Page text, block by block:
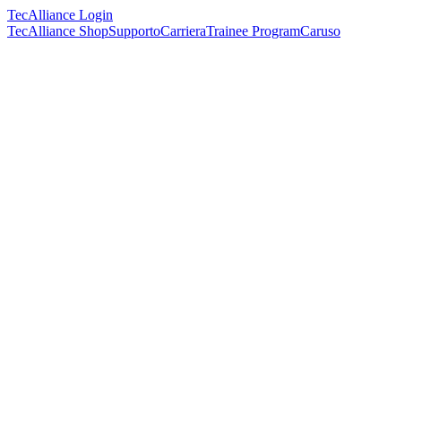
TecAlliance Login
TecAlliance ShopSupportoCarrieraTrainee ProgramCaruso